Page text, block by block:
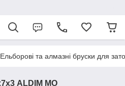
Ельборові та алмазні бруски для
ALDIM МО